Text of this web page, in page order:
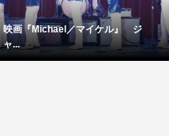
映画『Michael／マイケル』 ジ
ャ...